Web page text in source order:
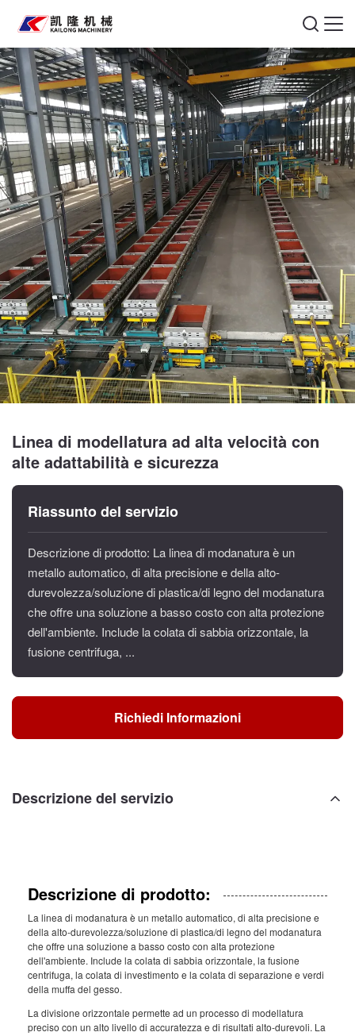
Linea di modellatura ad alta velocità con
alte adattabilità e sicurezza
Riassunto del servizio
Descrizione di prodotto: La linea di modanatura è un
metallo automatico, di alta precisione e della alto-
durevolezza/soluzione di plastica/di legno del modanatura
che offre una soluzione a basso costo con alta protezione
dell'ambiente. Include la colata di sabbia orizzontale, la
fusione centrifuga, ...
Richiedi Informazioni
Descrizione del servizio
Descrizione di prodotto:
La linea di modanatura è un metallo automatico, di alta precisione e
della alto-durevolezza/soluzione di plastica/di legno del modanatura
che offre una soluzione a basso costo con alta protezione
dell'ambiente. Include la colata di sabbia orizzontale, la fusione
centrifuga, la colata di investimento e la colata di separazione e verdi
della muffa del gesso.
La divisione orizzontale permette ad un processo di modellatura
preciso con un alto livello di accuratezza e di risultati alto-durevoli. La